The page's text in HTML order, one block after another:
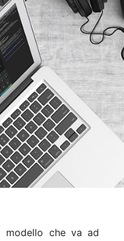
modello che va ad